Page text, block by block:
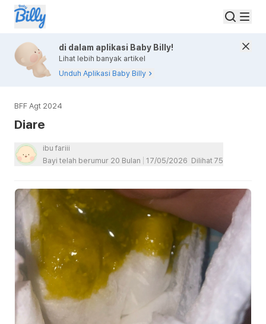
di dalam aplikasi Baby Billy!
Lihat lebih banyak artikel
Unduh Aplikasi Baby Billy
BFF Agt 2024
Diare
ibu fariii
Bayi telah berumur 20 Bulan
17/05/2026 Dilihat 75